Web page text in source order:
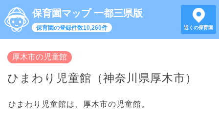
保育園マップ 一都三県版
保育園の登録件数10,260件 近くの保育園
厚木市の児童館
ひまわり児童館（神奈川県厚木市）
ひまわり児童館は、厚木市の児童館。